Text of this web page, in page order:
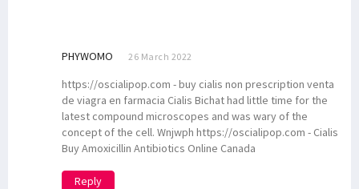
PHYWOMO 26 March 2022
https://oscialipop.com - buy cialis non prescription venta
de viagra en farmacia Cialis Bichat had little time for the
latest compound microscopes and was wary of the
concept of the cell. Wnjwph https://oscialipop.com - Cialis
Buy Amoxicillin Antibiotics Online Canada
Reply